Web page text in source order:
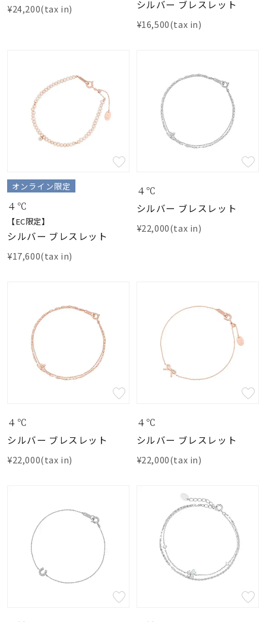
¥24,200(tax in) シルバー ブレスレット
¥16,500(tax in)
オンライン限定
４℃
【EC限定】
シルバー ブレスレット
¥17,600(tax in)
４℃
シルバー ブレスレット
¥22,000(tax in)
４℃
シルバー ブレスレット
¥22,000(tax in)
４℃
シルバー ブレスレット
¥22,000(tax in)